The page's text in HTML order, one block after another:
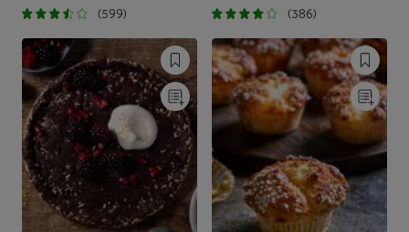
(599) (386)